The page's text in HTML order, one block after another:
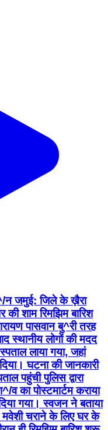
न जमुई: जिले के ख़ैरा
की शाम रिमझिम बारिश
पासवान बु^री तरह
स्थानीय लोगों की मदद
लाया गया, जहां
घटना की जानकारी
पहुंची पुलिस द्वारा
का पोस्टमार्टम कराया
गया। स्वजन ने बताया
मवेशी चराने के लिए घर के